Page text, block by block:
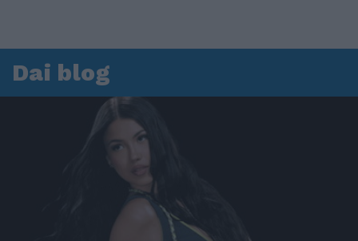
Dai blog